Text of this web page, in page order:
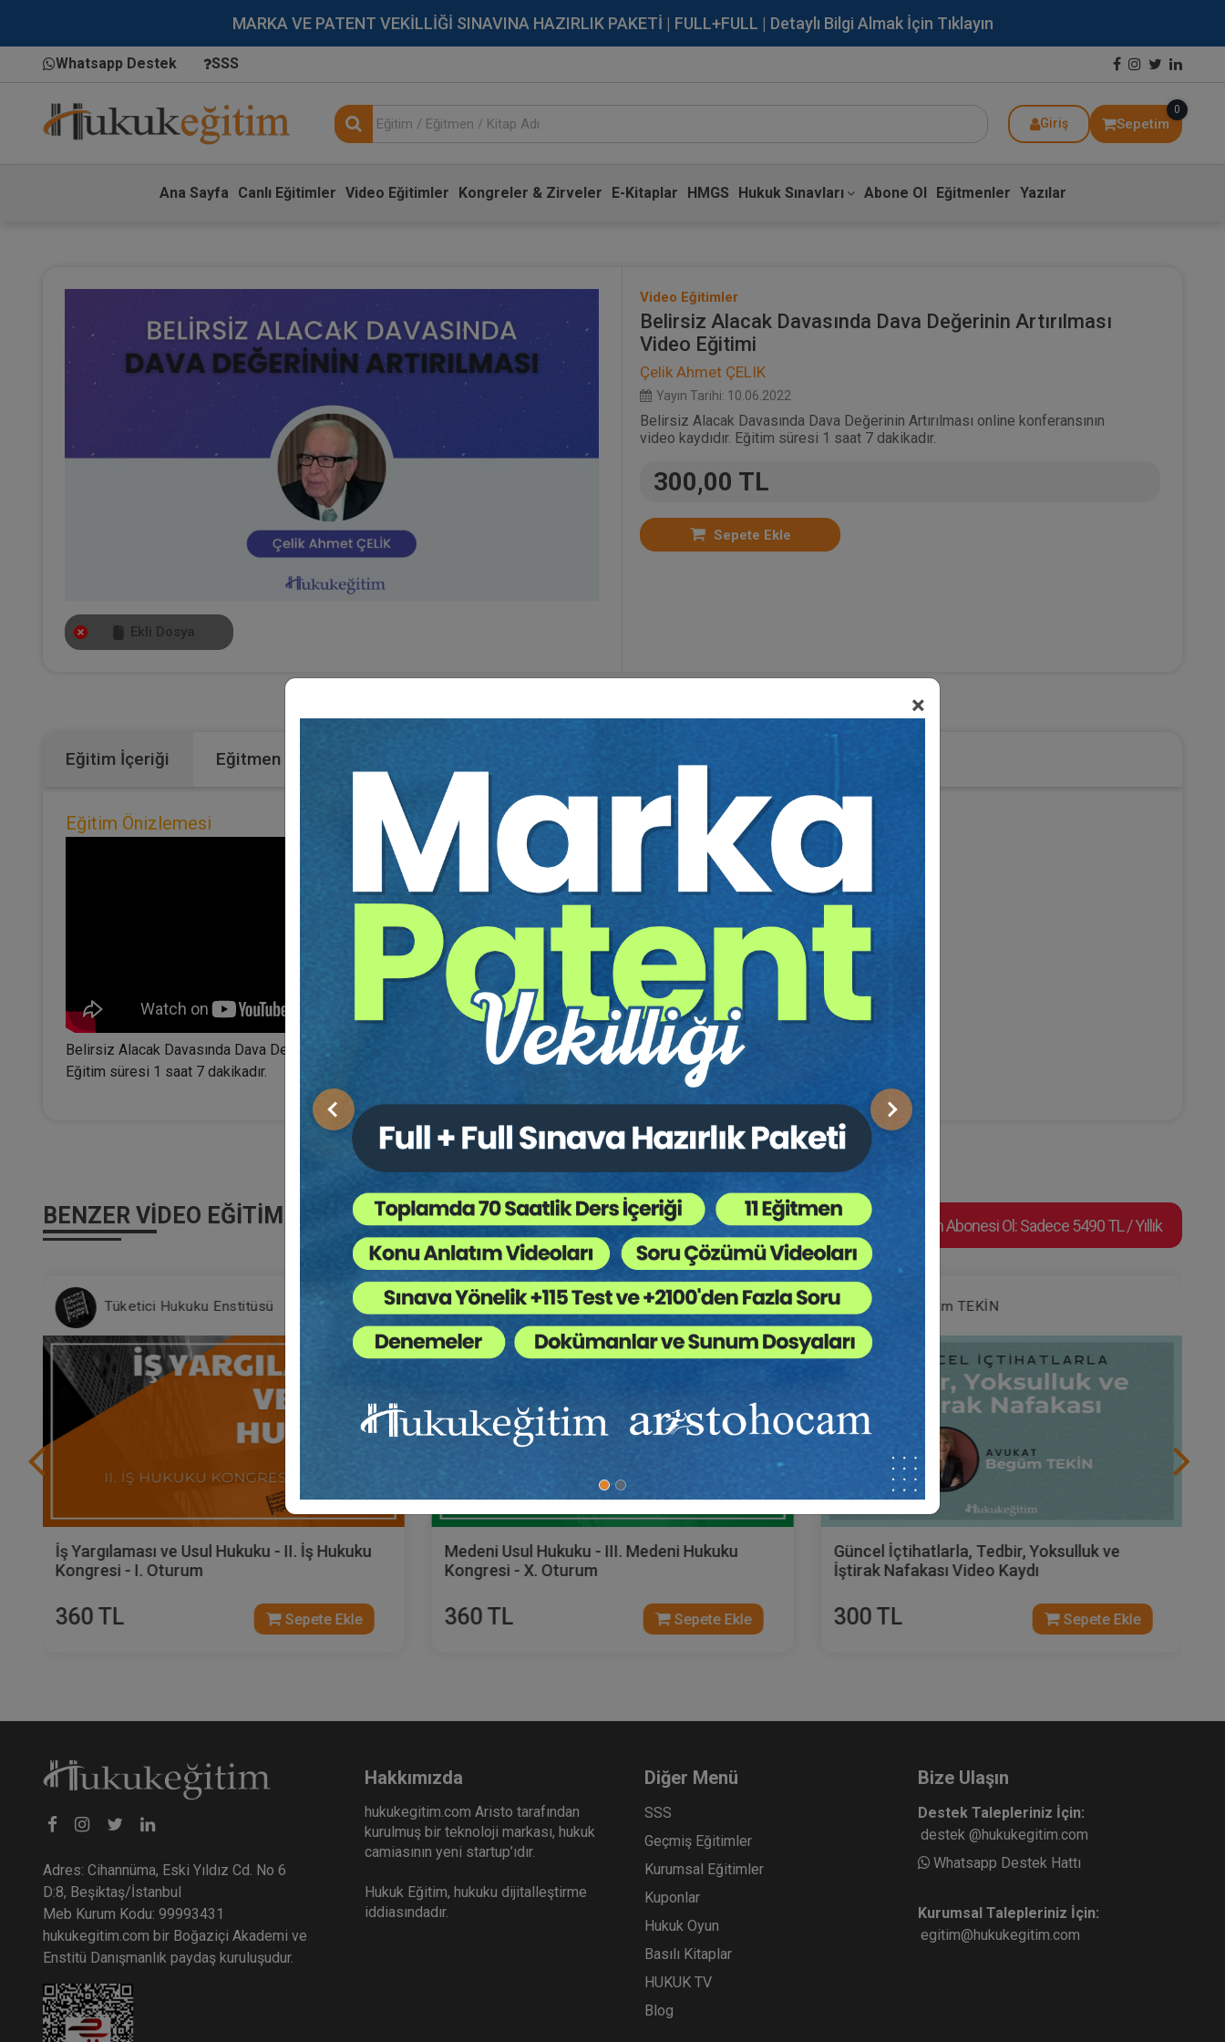
MARKA VE PATENT VEKİLLİĞİ SINAVINA HAZIRLIK PAKETİ | FULL+FULL | Detaylı Bilgi Almak İçin Tıklayın
Whatsapp Destek SSS
Giriş Sepetim
0
Ana Sayfa Canlı Eğitimler Video Eğitimler Kongreler & Zirveler E-Kitaplar HMGS Hukuk Sınavları Abone Ol Eğitmenler Yazılar
×
Önceki Sonraki
Ekli Dosya
Video Eğitimler
Belirsiz Alacak Davasında Dava Değerinin Artırılması
Video Eğitimi
Çelik Ahmet ÇELIK
Yayın Tarihi: 10.06.2022
Belirsiz Alacak Davasında Dava Değerinin Artırılması online konferansının
video kaydıdır. Eğitim süresi 1 saat 7 dakikadır.
300,00 TL
Sepete Ekle
Eğitim İçeriği Eğitmen
Eğitim Önizlemesi
Belirsiz Alacak Davasında Dava Değerinin Artırılması online konferansının video kaydıdır.
Eğitim süresi 1 saat 7 dakikadır.
BENZER VIDEO EĞITIMLER Video Eğitim Abonesi Ol: Sadece 5490 TL / Yıllık
Tüketici Hukuku Enstitüsü
İş Yargılaması ve Usul Hukuku - II. İş Hukuku
Kongresi - I. Oturum
360 TL Sepete Ekle
Tüketici Hukuku Enstitüsü
Medeni Usul Hukuku - III. Medeni Hukuku
Kongresi - X. Oturum
360 TL Sepete Ekle
Av. Begüm TEKİN
Güncel İçtihatlarla, Tedbir, Yoksulluk ve
İştirak Nafakası Video Kaydı
300 TL Sepete Ekle
Adres: Cihannüma, Eski Yıldız Cd. No 6
D:8, Beşiktaş/İstanbul
Meb Kurum Kodu: 99993431
hukukegitim.com bir Boğaziçi Akademi ve
Enstitü Danışmanlık paydaş kuruluşudur.
Hakkımızda
hukukegitim.com Aristo tarafından
kurulmuş bir teknoloji markası, hukuk
camiasının yeni startup’ıdır.
Hukuk Eğitim, hukuku dijitalleştirme
iddiasındadır.
Diğer Menü
SSS
Geçmiş Eğitimler
Kurumsal Eğitimler
Kuponlar
Hukuk Oyun
Basılı Kitaplar
HUKUK TV
Blog
Bize Ulaşın
Destek Talepleriniz İçin:
destek @hukukegitim.com
Whatsapp Destek Hattı
Kurumsal Talepleriniz İçin:
egitim@hukukegitim.com